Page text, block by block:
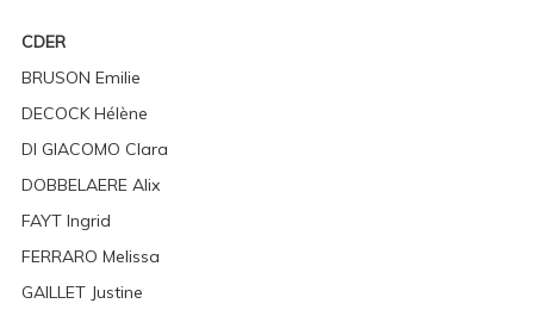
CDER
BRUSON Emilie
DECOCK Hélène
DI GIACOMO Clara
DOBBELAERE Alix
FAYT Ingrid
FERRARO Melissa
GAILLET Justine